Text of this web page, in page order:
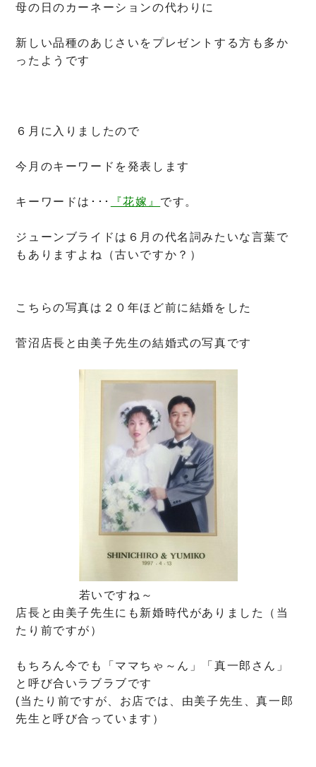
母の日のカーネーションの代わりに
新しい品種のあじさいをプレゼントする方も多か
ったようです
６月に入りましたので
今月のキーワードを発表します
キーワードは･･･ 『花嫁』 です。
ジューンブライドは６月の代名詞みたいな言葉で
もありますよね（古いですか？）
こちらの写真は２０年ほど前に結婚をした
菅沼店長と由美子先生の結婚式の写真です
若いですね～
店長と由美子先生にも新婚時代がありました（当
たり前ですが）
もちろん今でも「ママちゃ～ん」「真一郎さん」
と呼び合いラブラブです
(当たり前ですが、お店では、由美子先生、真一郎
先生と呼び合っています）